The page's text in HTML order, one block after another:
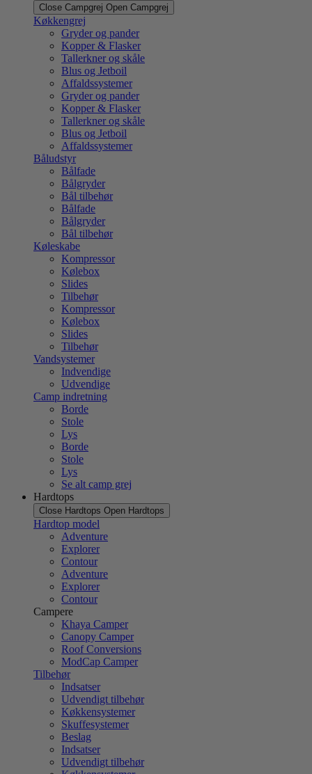
Close Campgrej Open Campgrej
Køkkengrej
Gryder og pander
Kopper & Flasker
Tallerkner og skåle
Blus og Jetboil
Affaldssystemer
Gryder og pander
Kopper & Flasker
Tallerkner og skåle
Blus og Jetboil
Affaldssystemer
Båludstyr
Bålfade
Bålgryder
Bål tilbehør
Bålfade
Bålgryder
Bål tilbehør
Køleskabe
Kompressor
Kølebox
Slides
Tilbehør
Kompressor
Kølebox
Slides
Tilbehør
Vandsystemer
Indvendige
Udvendige
Camp indretning
Borde
Stole
Lys
Borde
Stole
Lys
Se alt camp grej
Hardtops
Close Hardtops Open Hardtops
Hardtop model
Adventure
Explorer
Contour
Adventure
Explorer
Contour
Campere
Khaya Camper
Canopy Camper
Roof Conversions
ModCap Camper
Tilbehør
Indsatser
Udvendigt tilbehør
Køkkensystemer
Skuffesystemer
Beslag
Indsatser
Udvendigt tilbehør